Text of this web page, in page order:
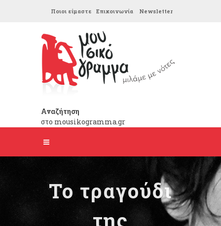
Ποιοι είμαστε Επικοινωνία Newsletter
Αναζήτηση
στο mousikogramma.gr
Το τραγούδι
της